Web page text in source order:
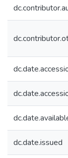
dc.date.issued